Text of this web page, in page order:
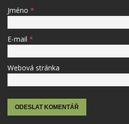
Jméno *
E-mail *
Webová stránka